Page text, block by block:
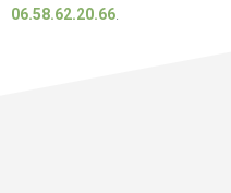
06.58.62.20.66.